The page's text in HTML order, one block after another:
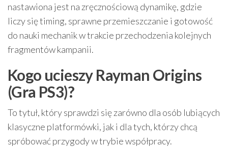
nastawiona jest na zręcznościową dynamikę, gdzie
liczy się timing, sprawne przemieszczanie i gotowość
do nauki mechanik w trakcie przechodzenia kolejnych
fragmentów kampanii.
Kogo ucieszy Rayman Origins
(Gra PS3)?
To tytuł, który sprawdzi się zarówno dla osób lubiących
klasyczne platformówki, jak i dla tych, którzy chcą
spróbować przygody w trybie współpracy.